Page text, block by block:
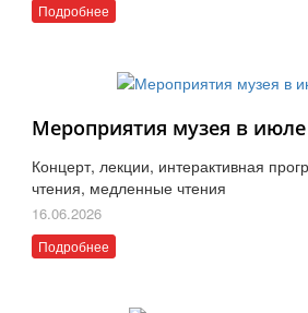
Подробнее
Мероприятия музея в июле
Концерт, лекции, интерактивная
чтения, медленные чтения
16.06.2026
Подробнее